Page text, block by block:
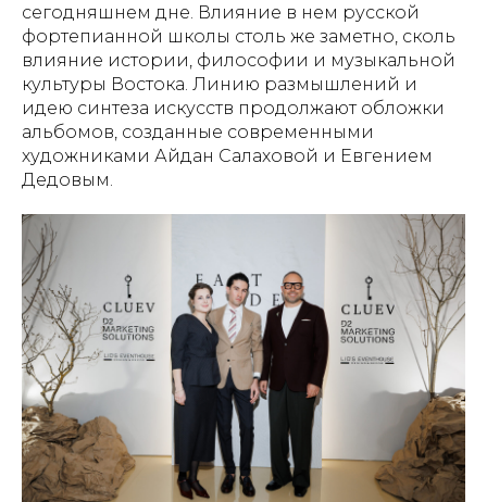
сегодняшнем дне. Влияние в нем русской
фортепианной школы столь же заметно, сколь
влияние истории, философии и музыкальной
культуры Востока. Линию размышлений и
идею синтеза искусств продолжают обложки
альбомов, созданные современными
художниками Айдан Салаховой и Евгением
Дедовым.